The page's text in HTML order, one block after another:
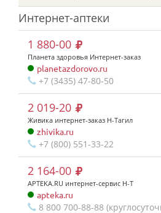
Интернет-аптеки
1 880-00
Планета здоровья Интернет-заказ
planetazdorovo.ru
+7 (3435) 47-80-50
2 019-20
Живика интернет-заказ Н-Тагил
zhivika.ru
+7 (800) 551-33-22
2 164-00
APTEKA.RU интернет-сервис Н-Т
apteka.ru
8 800 700-88-88